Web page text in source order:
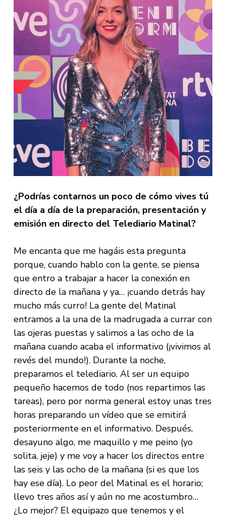
¿Podrías contarnos un poco de cómo vives tú
el día a día de la preparación, presentación y
emisión en directo del Telediario Matinal?
Me encanta que me hagáis esta pregunta
porque, cuando hablo con la gente, se piensa
que entro a trabajar a hacer la conexión en
directo de la mañana y ya… ¡cuando detrás hay
mucho más curro! La gente del Matinal
entramos a la una de la madrugada a currar con
las ojeras puestas y salimos a las ocho de la
mañana cuando acaba el informativo (¡vivimos al
revés del mundo!). Durante la noche,
preparamos el telediario. Al ser un equipo
pequeño hacemos de todo (nos repartimos las
tareas), pero por norma general estoy unas tres
horas preparando un vídeo que se emitirá
posteriormente en el informativo. Después,
desayuno algo, me maquillo y me peino (yo
solita, jeje) y me voy a hacer los directos entre
las seis y las ocho de la mañana (si es que los
hay ese día). Lo peor del Matinal es el horario;
llevo tres años así y aún no me acostumbro…
¿Lo mejor? El equipazo que tenemos y el